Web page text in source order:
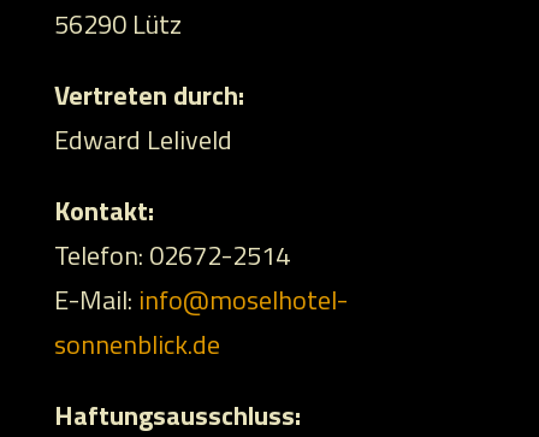
56290 Lütz
Vertreten durch:
Edward Leliveld
Kontakt:
Telefon: 02672-2514
E-Mail: info@moselhotel-
sonnenblick.de
Haftungsausschluss: